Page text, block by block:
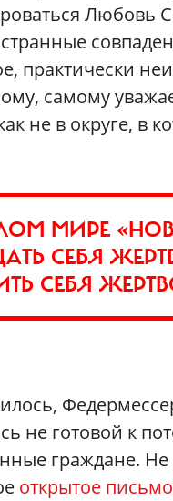
Любовь
практически
самому
не в округе, в
МИРЕ
СЕБЯ
СЕБЯ
не готовой к
граждане.
открытое письмо